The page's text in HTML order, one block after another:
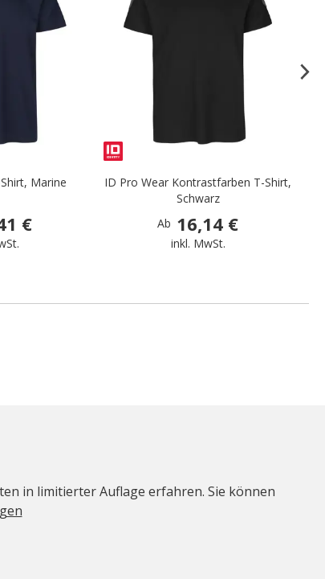
Marine
€
ID Pro Wear Kontrastfarben T-Shirt,
Schwarz
Ab 16,14 €
inkl. MwSt.
in limitierter Auflage erfahren. Sie können